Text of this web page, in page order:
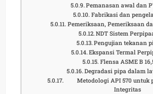
Pemanasan awal dan
Fabrikasi dan
Pemeriksaan, Pemeriksaan
NDT Sistem
Pengujian tekanan
Ekspansi Termal
Flensa ASME B
Degradasi pipa dalam
Metodologi API 570 untuk
Integritas